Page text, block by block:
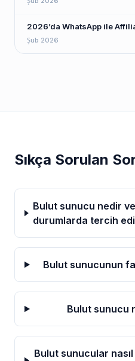
2026’da WhatsApp ile
Şub 2026
Sıkça Sorulan
Bulut sunucu nedir
durumlarda tercih
Bulut sunucunun
Bulut sunucu
Bulut sunucular